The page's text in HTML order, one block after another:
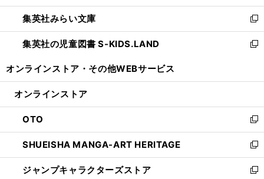
開
く
ウ
で
開
く
ン
ド
ウ
で
ウ
ィ
ン
ド
開
集英社みらい文庫
新
し
い
ン
ウ
で
開
く
集英社の児童図書 S-KIDS.LAND
新
ウ
ン
ド
ウ
で
開
く
オンラインストア・ その他WEBサービス
オンラインストア
OTO
新
し
い
ウ
ィ
SHUEISHA MANGA-ART HERITAGE
新
し
い
ジャンプキャラクターズストア
新